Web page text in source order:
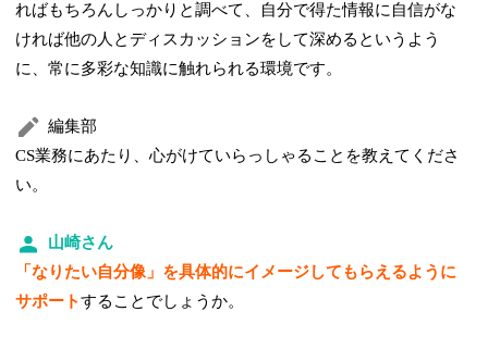
ればもちろんしっかりと調べて、自分で得た情報に自信がな
ければ他の人とディスカッションをして深めるというよう
に、常に多彩な知識に触れられる環境です。
編集部
CS業務にあたり、心がけていらっしゃることを教えてくださ
い。
山崎さん
「なりたい自分像」を具体的にイメージしてもらえるように
サポートすることでしょうか。